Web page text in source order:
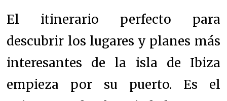
El itinerario perfecto para
descubrir los lugares y planes más
interesantes de la isla de Ibiza
empieza por su puerto. Es el